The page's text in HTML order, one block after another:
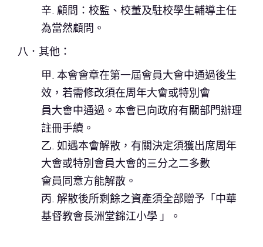
辛. 顧問：校監、校董及駐校學生輔導主任
為當然顧問。
八．其他：
甲. 本會會章在第一屆會員大會中通過後生
效，若需修改須在周年大會或特別會
員大會中通過。本會已向政府有關部門辦理
註冊手續。
乙. 如遇本會解散，有關決定須獲出席周年
大會或特別會員大會的三分之二多數
會員同意方能解散。
丙. 解散後所剩餘之資產須全部贈予「中華
基督教會長洲堂錦江小學 」。